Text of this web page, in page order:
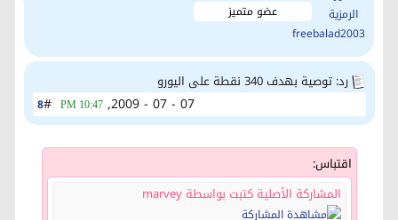
عضو متميز
رد: توصية بهدف 340 نقطة على اليورو
8# 07 - 07 - 2009,
10:47 PM
اقتباس:
المشاركة الأصلية كتبت بواسطة marvey